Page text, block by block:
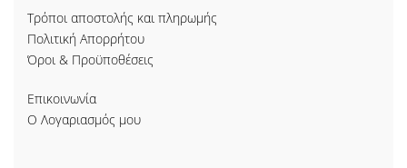
Τρόποι αποστολής και πληρωμής
Πολιτική Απορρήτου
Όροι & Προϋποθέσεις
Επικοινωνία
Ο Λογαριασμός μου